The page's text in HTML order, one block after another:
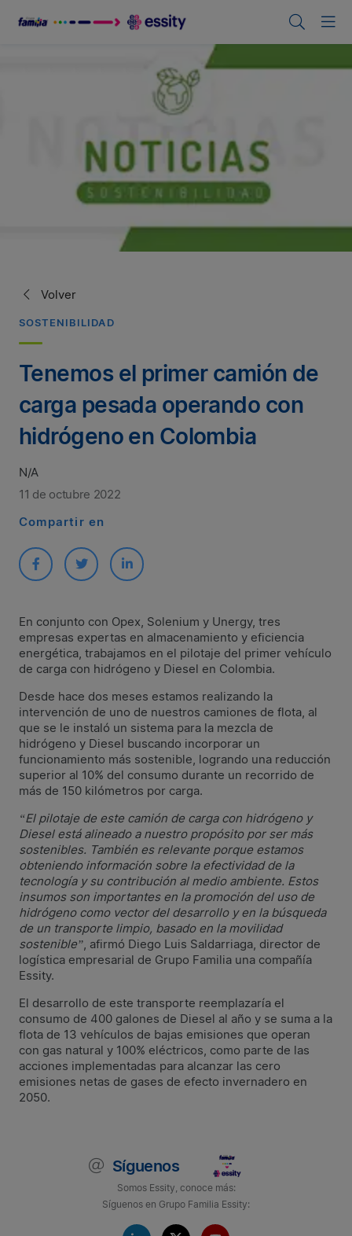
Volver
SOSTENIBILIDAD
Tenemos el primer camión de
carga pesada operando con
hidrógeno en Colombia
N/A
11 de octubre 2022
Compartir en
En conjunto con Opex, Solenium y Unergy, tres
empresas expertas en almacenamiento y eficiencia
energética, trabajamos en el pilotaje del primer vehículo
de carga con hidrógeno y Diesel en Colombia.
Desde hace dos meses estamos realizando la
intervención de uno de nuestros camiones de flota, al
que se le instaló un sistema para la mezcla de
hidrógeno y Diesel buscando incorporar un
funcionamiento más sostenible, logrando una reducción
superior al 10% del consumo durante un recorrido de
más de 150 kilómetros por carga.
“El pilotaje de este camión de carga con hidrógeno y
Diesel está alineado a nuestro propósito por ser más
sostenibles. También es relevante porque estamos
obteniendo información sobre la efectividad de la
tecnología y su contribución al medio ambiente. Estos
insumos son importantes en la promoción del uso de
hidrógeno como vector del desarrollo y en la búsqueda
de un transporte limpio, basado en la movilidad
sostenible” , afirmó Diego Luis Saldarriaga, director de
logística empresarial de Grupo Familia una compañía
Essity.
El desarrollo de este transporte reemplazaría el
consumo de 400 galones de Diesel al año y se suma a la
flota de 13 vehículos de bajas emisiones que operan
con gas natural y 100% eléctricos, como parte de las
acciones implementadas para alcanzar las cero
emisiones netas de gases de efecto invernadero en
2050.
Síguenos
Somos Essity, conoce más:
Síguenos en Grupo Familia Essity: